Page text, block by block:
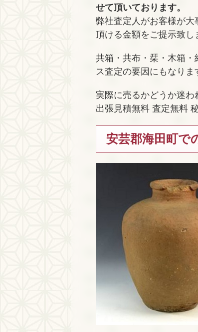
せて頂いております。
弊社査定人がお客様が
頂ける金額をご提示致し
共箱・共布・栞・木箱
ス査定の要因にもなりま
実際に売るかどうか迷わ
出張見積無料 査定無料
安芸郡海田町で